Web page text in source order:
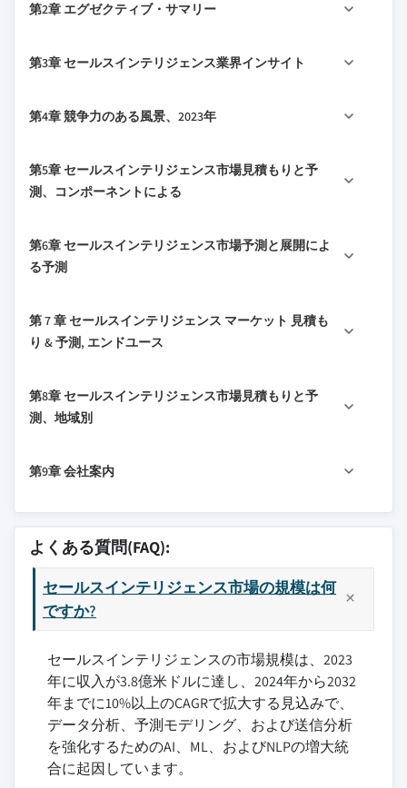
1.2 ベース見積りと計算
1.4 の データソース
1.4.2 二次
1.4.2.2 公開情報
第2章 エグゼクティブ・サマリー
2032年
2.3 地域動向
2.5 展開トレンド
2.6 エンドユーストレンド
第3章 セールスインテリジェンス業界インサイト
3.2 サプライヤーの風景
3.2.2 マーケティングチーム
3.2.3 顧客関係マネージャー(CRM)
3.4 技術とイノベーションの風景
3.5 特許分析
3.6.1 パートナーシップ/コラボレーション
3.6.2 合併/取得
3.6.4 プロダクト進水及び革新
3.8.1成長の運転者
善のための需要の増加
3.8.1.2 AI、ML、およびNLPの統合をセール
スインテリジェンスプラットフォームに
3.8.1.3の特長 クラウドベースのソリューシ
3.8.1.4の特長 洞察力のための上昇の必要性
3.8.2 産業下落と課題
3.8.2.1の特長 プライバシーに関する懸念と
規制
3.8.2.2の特長 データ品質と精度の問題
3.9 成長の潜在的な分析
第4章 競争力のある風景、2023年
4.2 会社株式、2023年
4.5 戦略的見通し行列、2023
第5章 セールスインテリジェンス市場見積もりと予
測、コンポーネントによる
5.2 ソフトウェア
5.2.3 連絡先とアカウント管理
5.3 サービス
5.3.3 サポート及び維持
第6章 セールスインテリジェンス市場予測と展開によ
る予測
6.2 オンプレミス
6.3 クラウド
第 7 章 セールスインテリジェンス マーケット 見積も
り & 予測, エンドユース
7.2 BFSIの特長
7.5 ヘルスケア
7.7 製造
7.8 その他
第8章 セールスインテリジェンス市場見積もりと予
測、地域別
8.2 北アメリカ
8.2.2 カナダ
8.3 ヨーロッパ
8.3.1 英国
8.3.3 フランス
8.3.4 イタリア
8.3.5 スペイン
8.3.6 ロシア
8.4 の アジアパシフィック
8.4.1 中国
第9章 会社案内
9.1 アバディーン
9.3 アポロ.io
9.4 クラリ
9.5 クリアビット
9.6 コンバージカ
9.7 クランチベース
9.8 水晶は知っています
9.9 ダイヤルパッド
9.10 ドリフト
9.11 ゴン
よくある質問(FAQ):
セールスインテリジェンス市場の規模は何
ですか?
セールスインテリジェンスの市場規模は、2023
年に収入が3.8億米ドルに達し、2024年から2032
年までに10%以上のCAGRで拡大する見込みで、
データ分析、予測モデリング、および送信分析
を強化するためのAI、ML、およびNLPの増大統
合に起因しています。